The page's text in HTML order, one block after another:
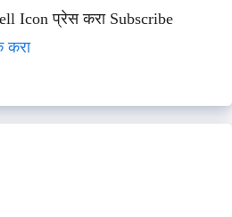
Icon प्रेस करा Subscribe
करा